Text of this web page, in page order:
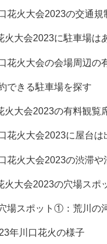
花火大会2023の交通規
火大会2023に駐車場は
花火大会の会場周辺の
できる駐車場を探す
火大会2023の有料観覧
花火大会2023に屋台は
花火大会2023の渋滞や
火大会2023の穴場スポ
場スポット①：荒川の
年川口花火の様子